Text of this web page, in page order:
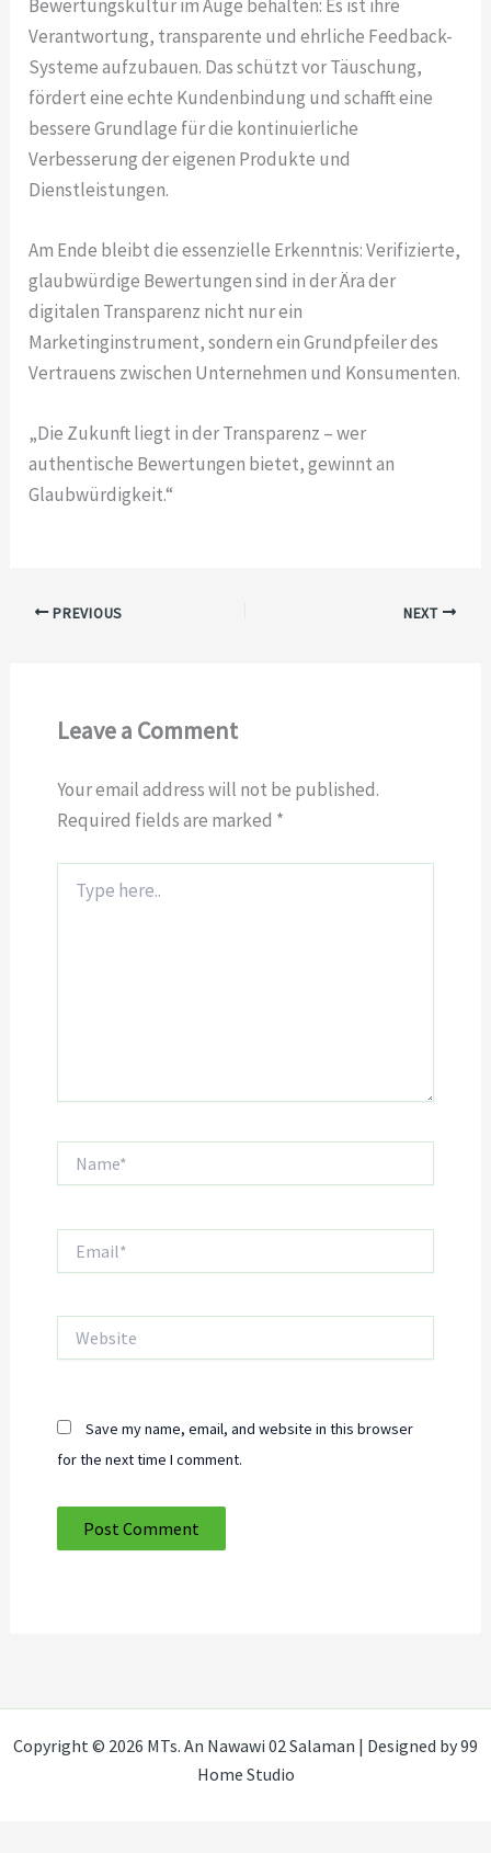
Bewertungskultur im Auge behalten: Es ist ihre
Verantwortung, transparente und ehrliche Feedback-
Systeme aufzubauen. Das schützt vor Täuschung,
fördert eine echte Kundenbindung und schafft eine
bessere Grundlage für die kontinuierliche
Verbesserung der eigenen Produkte und
Dienstleistungen.
Am Ende bleibt die essenzielle Erkenntnis: Verifizierte,
glaubwürdige Bewertungen sind in der Ära der
digitalen Transparenz nicht nur ein
Marketinginstrument, sondern ein Grundpfeiler des
Vertrauens zwischen Unternehmen und Konsumenten.
„Die Zukunft liegt in der Transparenz – wer
authentische Bewertungen bietet, gewinnt an
Glaubwürdigkeit.“
PREVIOUS NEXT
Leave a Comment
Your email address will not be published.
Required fields are marked *
here..
Save my name, email, and website in this browser
for the next time I comment.
Copyright © 2026 MTs. An Nawawi 02 Salaman | Designed by 99
Home Studio